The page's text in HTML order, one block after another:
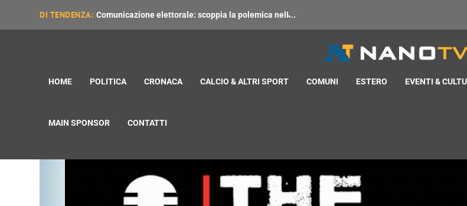
DI TENDENZA: Comunicazione elettorale: scoppia la polemica nell̵...
HOME POLITICA CRONACA CALCIO & ALTRI SPORT COMUNI ESTERO EVENTI &
MAIN SPONSOR CONTATTI